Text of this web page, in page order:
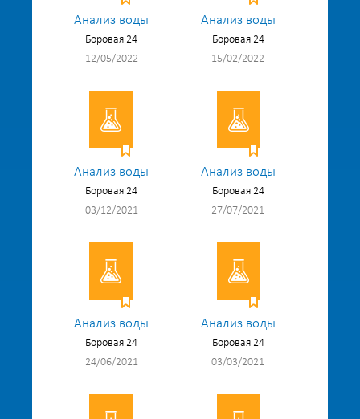
Анализ воды
Боровая 24
12/05/2022
Анализ воды
Боровая 24
15/02/2022
Анализ воды
Боровая 24
03/12/2021
Анализ воды
Боровая 24
27/07/2021
Анализ воды
Боровая 24
24/06/2021
Анализ воды
Боровая 24
03/03/2021